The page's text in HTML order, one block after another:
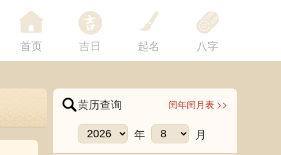
首页 吉日 起名 八字
黄历查询 闰年闰月表 >>
年
月